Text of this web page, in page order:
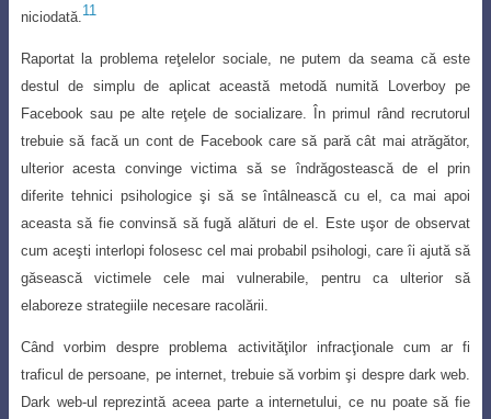
niciodată. 11
Raportat la problema reţelelor sociale, ne putem da seama că este
destul de simplu de aplicat această metodă numită Loverboy pe
Facebook sau pe alte reţele de socializare. În primul rând recrutorul
trebuie să facă un cont de Facebook care să pară cât mai atrăgător,
ulterior acesta convinge victima să se îndrăgostească de el prin
diferite tehnici psihologice şi să se întâlnească cu el, ca mai apoi
aceasta să fie convinsă să fugă alături de el. Este uşor de observat
cum aceşti interlopi folosesc cel mai probabil psihologi, care îi ajută să
găsească victimele cele mai vulnerabile, pentru ca ulterior să
elaboreze strategiile necesare racolării.
Când vorbim despre problema activităţilor infracţionale cum ar fi
traficul de persoane, pe internet, trebuie să vorbim şi despre dark web.
Dark web-ul reprezintăaceea parte a internetului, ce nu poate să fie